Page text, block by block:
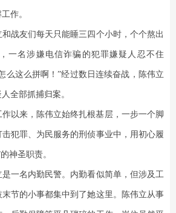
作。
友们每天只能睡三四个小时，个个熬出
一名涉嫌电信诈骗的犯罪嫌疑人忍不住
么这么拼啊！”经过数日连续奋战，陈伟立
全部抓捕归案。
以来，陈伟立始终扎根基层，一步一个脚
犯罪、为民服务的刑侦事业中，用初心履
神圣职责。
名内勤民警。内勤看似简单，但涉及工
节的小事都集中到了她这里。陈伟立从事